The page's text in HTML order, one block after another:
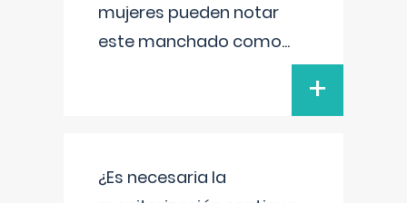
mujeres pueden notar
este manchado como...
+
¿Es necesaria la